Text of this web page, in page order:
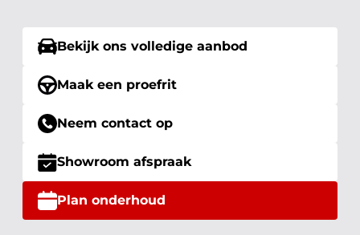
Bekijk ons volledige aanbod
Maak een proefrit
Neem contact op
Showroom afspraak
Plan onderhoud